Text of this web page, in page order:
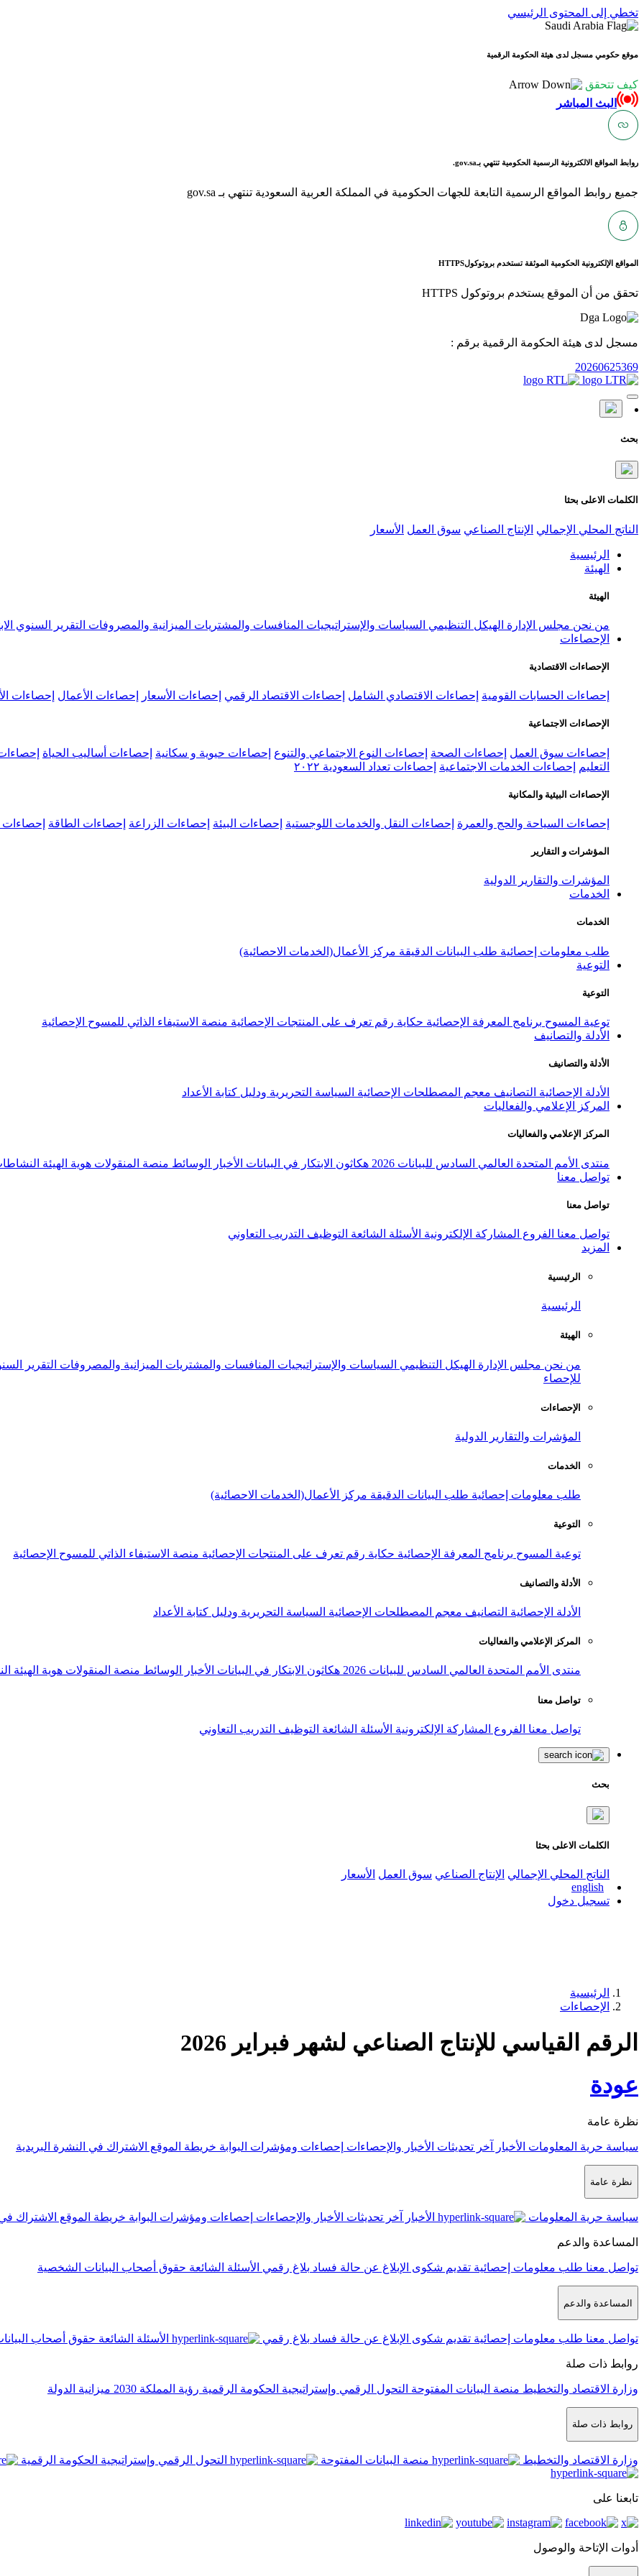
تخطي إلى المحتوى الرئيسي
موقع حكومي مسجل لدى هيئة الحكومة الرقمية
كيف تتحقق
البث المباشر
روابط المواقع الالكترونية الرسمية الحكومية تنتهي بـgov.sa.
جميع روابط المواقع الرسمية التابعة للجهات الحكومية في المملكة العربية السعودية تنتهي بـ gov.sa
المواقع الإلكترونية الحكومية الموثقة تستخدم بروتوكولHTTPS
تحقق من أن الموقع يستخدم بروتوكول HTTPS
مسجل لدى هيئة الحكومة الرقمية برقم :
20260625369
بحث
الكلمات الاعلى بحثا
الناتج المحلي الإجمالي الإنتاج الصناعي سوق العمل الأسعار
الرئيسية
الهيئة
الهيئة
من نحن مجلس الإدارة الهيكل التنظيمي السياسات والإستراتيجيات المنافسات والمشتريات الميزانية والمصروفات التقرير السنوي
الإحصاءات
الإحصاءات الاقتصادية
إحصاءات الحسابات القومية إحصاءات الاقتصادي الشامل إحصاءات الاقتصاد الرقمي إحصاءات الأسعار إحصاءات الأعمال إحصاءات
الإحصاءات الاجتماعية
إحصاءات سوق العمل إحصاءات الصحة إحصاءات النوع الاجتماعي والتنوع إحصاءات حيوية و سكانية إحصاءات أساليب الحياة
التعليم
إحصاءات الخدمات الاجتماعية إحصاءات تعداد السعودية ٢٠٢٢
الإحصاءات البيئية والمكانية
إحصاءات السياحة والحج والعمرة إحصاءات النقل والخدمات اللوجستية إحصاءات البيئة إحصاءات الزراعة إحصاءات الطاقة إحصاءات
المؤشرات و التقارير
المؤشرات والتقارير الدولية
الخدمات
الخدمات
طلب معلومات إحصائية طلب البيانات الدقيقة مركز الأعمال(الخدمات الاحصائية)
التوعية
التوعية
توعية المسوح برنامج المعرفة الإحصائية حكاية رقم تعرف على المنتجات الإحصائية منصة الاستيفاء الذاتي للمسوح الإحصائية
الأدلة والتصانيف
الأدلة والتصانيف
الأدلة الإحصائية التصانيف معجم المصطلحات الإحصائية السياسة التحريرية ودليل كتابة الأعداد
المركز الإعلامي والفعاليات
المركز الإعلامي والفعاليات
منتدى الأمم المتحدة العالمي السادس للبيانات 2026 هكاثون الابتكار في البيانات الأخبار الوسائط منصة المنقولات هوية الهيئة
تواصل معنا
تواصل معنا
تواصل معنا الفروع المشاركة الإلكترونية الأسئلة الشائعة التوظيف التدريب التعاوني
المزيد
الرئيسية
الرئيسية
الهيئة
من نحن مجلس الإدارة الهيكل التنظيمي السياسات والإستراتيجيات المنافسات والمشتريات الميزانية والمصروفات التقرير
للإحصاء
الإحصاءات
المؤشرات والتقارير الدولية
الخدمات
طلب معلومات إحصائية طلب البيانات الدقيقة مركز الأعمال(الخدمات الاحصائية)
التوعية
توعية المسوح برنامج المعرفة الإحصائية حكاية رقم تعرف على المنتجات الإحصائية منصة الاستيفاء الذاتي للمسوح الإحصائية
الأدلة والتصانيف
الأدلة الإحصائية التصانيف معجم المصطلحات الإحصائية السياسة التحريرية ودليل كتابة الأعداد
المركز الإعلامي والفعاليات
منتدى الأمم المتحدة العالمي السادس للبيانات 2026 هكاثون الابتكار في البيانات الأخبار الوسائط منصة المنقولات هوية الهيئة
تواصل معنا
تواصل معنا الفروع المشاركة الإلكترونية الأسئلة الشائعة التوظيف التدريب التعاوني
بحث
الكلمات الاعلى بحثا
الناتج المحلي الإجمالي الإنتاج الصناعي سوق العمل الأسعار
english
تسجيل دخول
الرئيسية
الإحصاءات
الرقم القياسي للإنتاج الصناعي لشهر فبراير 2026
عودة
نظرة عامة
سياسة حرية المعلومات الأخبار آخر تحديثات الأخبار والإحصاءات إحصاءات ومؤشرات البوابة خريطة الموقع الاشتراك في النشرة البريدية
نظرة عامة
سياسة حرية المعلومات الأخبار آخر تحديثات الأخبار والإحصاءات إحصاءات ومؤشرات البوابة خريطة الموقع الاشتراك
المساعدة والدعم
تواصل معنا طلب معلومات إحصائية تقديم شكوى الإبلاغ عن حالة فساد بلاغ رقمي الأسئلة الشائعة حقوق أصحاب البيانات الشخصية
المساعدة والدعم
تواصل معنا طلب معلومات إحصائية تقديم شكوى الإبلاغ عن حالة فساد بلاغ رقمي الأسئلة الشائعة حقوق أصحاب
روابط ذات صلة
وزارة الاقتصاد والتخطيط منصة البيانات المفتوحة التحول الرقمي وإستراتيجية الحكومة الرقمية رؤية المملكة 2030 ميزانية الدولة
روابط ذات صلة
وزارة الاقتصاد والتخطيط منصة البيانات المفتوحة التحول الرقمي وإستراتيجية الحكومة الرقمية
تابعنا على
أدوات الإتاحة والوصول